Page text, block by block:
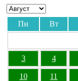
Пн Вт
3 4
10 11